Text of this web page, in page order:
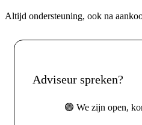
Altijd ondersteuning, ook na
Adviseur spreken?
🟢 We zijn open,